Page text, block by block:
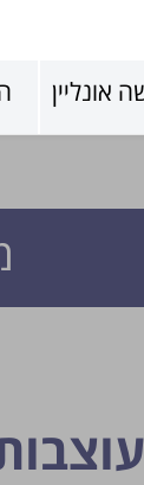
אונליין